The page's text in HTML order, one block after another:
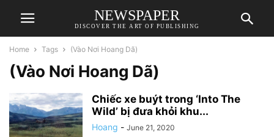
NEWSPAPER
DISCOVER THE ART OF PUBLISHING
Home Tags (Vào Nơi Hoang Dã)
(Vào Nơi Hoang Dã)
Chiếc xe buýt trong ‘Into The
Wild’ bị đưa khỏi khu...
Hoang - June 21, 2020